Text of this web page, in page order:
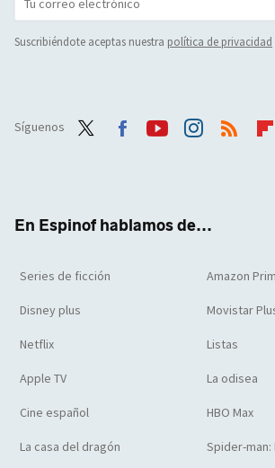
Suscribiéndote aceptas nuestra política de privacidad
Síguenos
En Espinof hablamos de...
Series de ficción Amazon
Disney plus Movistar
Netflix Listas
Apple TV La odisea
Cine español HBO Max
La casa del dragón Spider-man: